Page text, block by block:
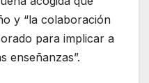
y “la colaboración
para implicar a
enseñanzas”.